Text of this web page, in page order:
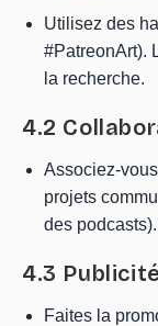
Utilisez des
#PatreonArt).
la recherche.
4.2
Associez-
projets
des podcasts).
4.3
Faites la